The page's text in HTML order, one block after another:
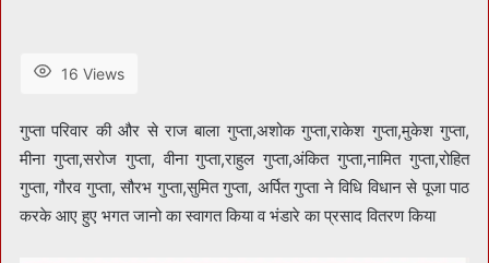
16 Views
गुप्ता परिवार की और से राज बाला गुप्ता,अशोक गुप्ता,राकेश गुप्ता,मुकेश गुप्ता,
मीना गुप्ता,सरोज गुप्ता, वीना गुप्ता,राहुल गुप्ता,अंकित गुप्ता,नामित गुप्ता,रोहित
गुप्ता, गौरव गुप्ता, सौरभ गुप्ता,सुमित गुप्ता, अर्पित गुप्ता ने विधि विधान से पूजा पाठ
करके आए हुए भगत जानो का स्वागत किया व भंडारे का प्रसाद वितरण किया